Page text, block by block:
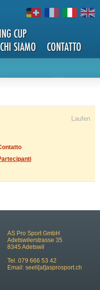
CUP
CHI SIAMO CONTATTO
Laufen
AS Pro Sport GmbH
Adetswilerstrasse 35
8345 Adetswil
Tel. 079 666 53 42
Email: seeli[at]asprosport.ch